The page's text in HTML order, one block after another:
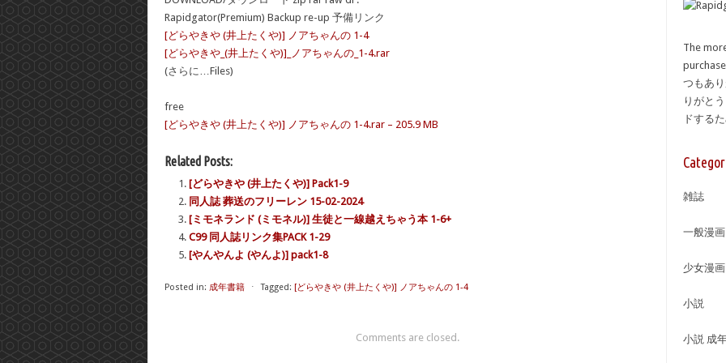
Rapidgator(Premium) Backup re-up 予備リンク
[どらやきや (井上たくや)] ノアちゃんの 1-4
[どらやきや_(井上たくや)]_ノアちゃんの_1-4.rar
(さらに…Files)
free
[どらやきや (井上たくや)] ノアちゃんの 1-4.rar – 205.9 MB
Related Posts:
[どらやきや (井上たくや)] Pack1-9
同人誌 葬送のフリーレン 15-02-2024
[ミモネランド (ミモネル)] 生徒と一線越えちゃう本 1-6+
C99 同人誌リンク集PACK 1-29
[やんやんよ (やんよ)] pack1-8
Posted in: 成年書籍 ⋅ Tagged: [どらやきや (井上たくや)] ノアちゃんの 1-4
Comments are closed.
The
つもあ
りがと
ドする
雑誌
一般漫画
少女漫画
小説
小説 成